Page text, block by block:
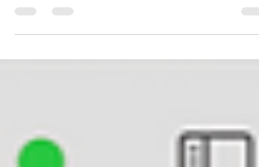
wbudowana w VDR SECUDO